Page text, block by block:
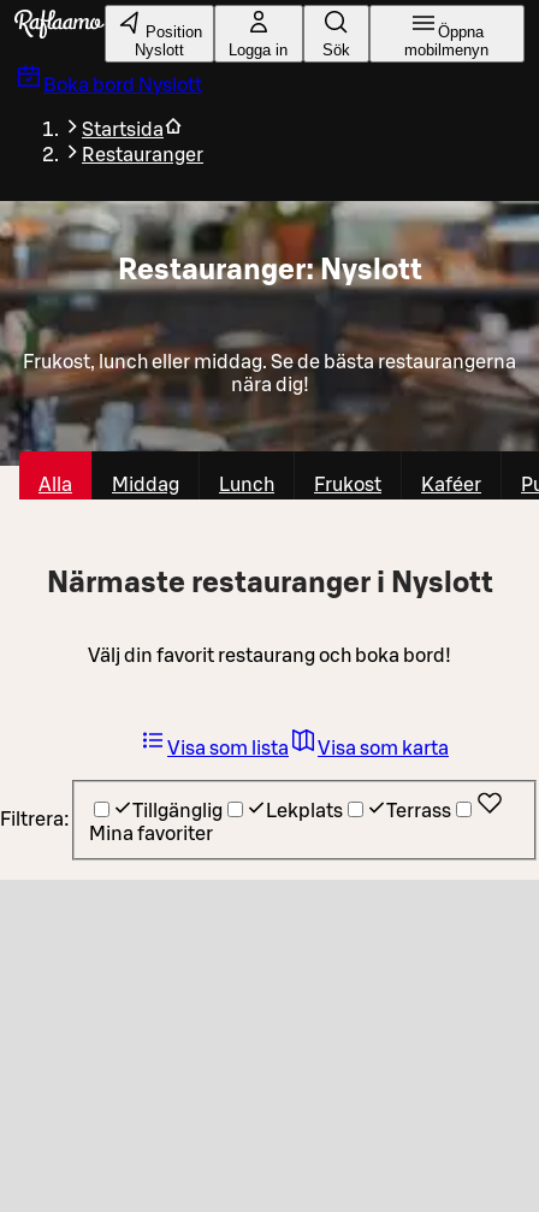
Gå till huvudinnehållet
Position
Nyslott
Logga in Sök
Öppna
mobilmenyn
Boka bord Nyslott
Startsida
Restauranger
Restauranger: Nyslott
Frukost, lunch eller middag. Se de bästa restaurangerna
nära dig!
Alla Middag Lunch Frukost Kaféer
Närmaste restauranger i Nyslott
Välj din favorit restaurang och boka bord!
Filtrera: Tillgänglig Lekplats
Terrass
Mina favoriter
Visa som lista Visa som karta